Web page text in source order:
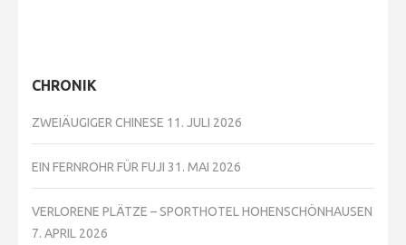
CHRONIK
ZWEIÄUGIGER CHINESE 11. JULI 2026
EIN FERNROHR FÜR FUJI 31. MAI 2026
VERLORENE PLÄTZE – SPORTHOTEL HOHENSCHÖNHAUSEN
7. APRIL 2026